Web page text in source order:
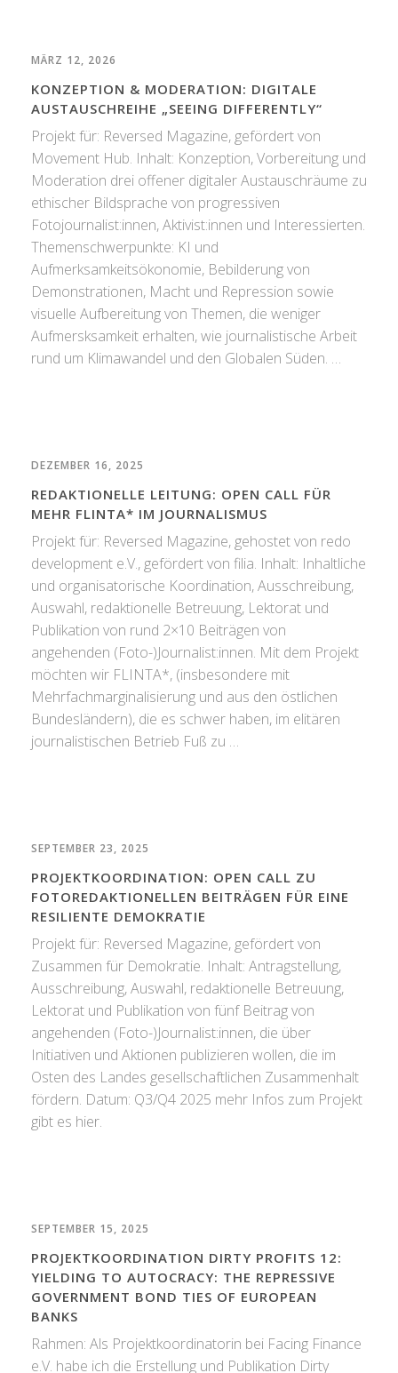
MÄRZ 12, 2026
KONZEPTION & MODERATION: DIGITALE
AUSTAUSCHREIHE „SEEING DIFFERENTLY“
Projekt für: Reversed Magazine, gefördert von
Movement Hub. Inhalt: Konzeption, Vorbereitung und
Moderation drei offener digitaler Austauschräume zu
ethischer Bildsprache von progressiven
Fotojournalist:innen, Aktivist:innen und Interessierten.
Themenschwerpunkte: KI und
Aufmerksamkeitsökonomie, Bebilderung von
Demonstrationen, Macht und Repression sowie
visuelle Aufbereitung von Themen, die weniger
Aufmersksamkeit erhalten, wie journalistische Arbeit
rund um Klimawandel und den Globalen Süden. …
DEZEMBER 16, 2025
REDAKTIONELLE LEITUNG: OPEN CALL FÜR
MEHR FLINTA* IM JOURNALISMUS
Projekt für: Reversed Magazine, gehostet von redo
development e.V., gefördert von filia. Inhalt: Inhaltliche
und organisatorische Koordination, Ausschreibung,
Auswahl, redaktionelle Betreuung, Lektorat und
Publikation von rund 2×10 Beiträgen von
angehenden (Foto-)Journalist:innen. Mit dem Projekt
möchten wir FLINTA*, (insbesondere mit
Mehrfachmarginalisierung und aus den östlichen
Bundesländern), die es schwer haben, im elitären
journalistischen Betrieb Fuß zu …
SEPTEMBER 23, 2025
PROJEKTKOORDINATION: OPEN CALL ZU
FOTOREDAKTIONELLEN BEITRÄGEN FÜR EINE
RESILIENTE DEMOKRATIE
Projekt für: Reversed Magazine, gefördert von
Zusammen für Demokratie. Inhalt: Antragstellung,
Ausschreibung, Auswahl, redaktionelle Betreuung,
Lektorat und Publikation von fünf Beitrag von
angehenden (Foto-)Journalist:innen, die über
Initiativen und Aktionen publizieren wollen, die im
Osten des Landes gesellschaftlichen Zusammenhalt
fördern. Datum: Q3/Q4 2025 mehr Infos zum Projekt
gibt es hier.
SEPTEMBER 15, 2025
PROJEKTKOORDINATION DIRTY PROFITS 12:
YIELDING TO AUTOCRACY: THE REPRESSIVE
GOVERNMENT BOND TIES OF EUROPEAN
BANKS
Rahmen: Als Projektkoordinatorin bei Facing Finance
e.V. habe ich die Erstellung und Publikation Dirty